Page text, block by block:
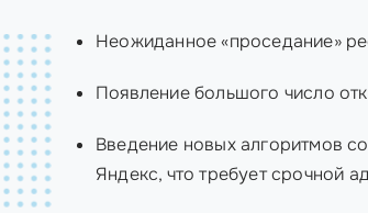
Неожиданное «проседание»
Появление большого число
Введение новых алгоритмов
Яндекс, что требует срочной